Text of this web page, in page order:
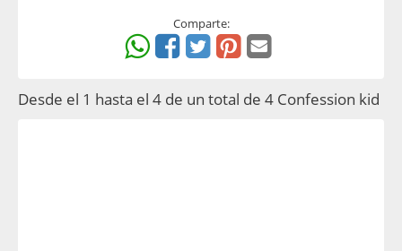
Comparte:
Desde el 1 hasta el 4 de un total de 4 Confession kid